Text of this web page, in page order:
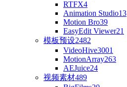
RTFX4
Animation Studio13
Motion Bro39
EasyEdit Viewer21
模板预设2482
VideoHive3001
MotionArray263
AEJuice24
视频素材489